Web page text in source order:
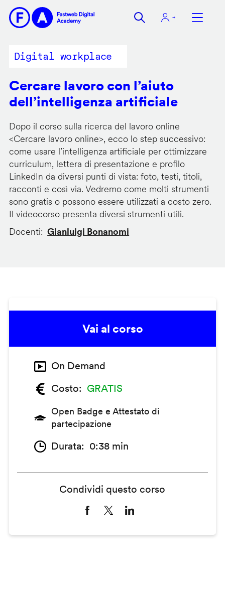
contenuto
Digital workplace
Cercare lavoro con l’aiuto
dell’intelligenza artificiale
Dopo il corso sulla ricerca del lavoro online
<Cercare lavoro online>, ecco lo step successivo:
come usare l’intelligenza artificiale per ottimizzare
curriculum, lettera di presentazione e profilo
LinkedIn da diversi punti di vista: foto, testi, titoli,
racconti e così via. Vedremo come molti strumenti
sono gratis o possono essere utilizzati a costo zero.
Il videocorso presenta diversi strumenti utili.
Docenti
Gianluigi Bonanomi
Vai al corso
On Demand
Costo
GRATIS
Open Badge e Attestato di
partecipazione
Durata 0:38 min
Condividi questo corso